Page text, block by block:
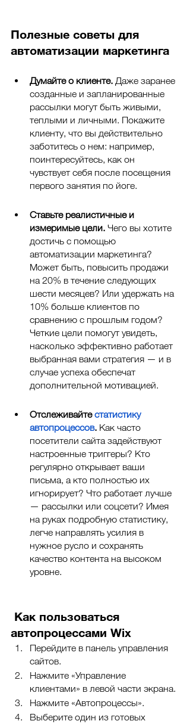
Полезные советы для
автоматизации маркетинга
Думайте о клиенте. Даже заранее
созданные и запланированные
рассылки могут быть живыми,
теплыми и личными. Покажите
клиенту, что вы действительно
заботитесь о нем: например,
поинтересуйтесь, как он
чувствует себя после посещения
первого занятия по йоге.
Ставьте реалистичные и
измеримые цели. Чего вы хотите
достичь с помощью
автоматизации маркетинга?
Может быть, повысить продажи
на 20% в течение следующих
шести месяцев? Или удержать на
10% больше клиентов по
сравнению с прошлым годом?
Четкие цели помогут увидеть,
насколько эффективно работает
выбранная вами стратегия — и в
случае успеха обеспечат
дополнительной мотивацией.
Отслеживайте статистику
автопроцессов. Как часто
посетители сайта задействуют
настроенные триггеры? Кто
регулярно открывает ваши
письма, а кто полностью их
игнорирует? Что работает лучше
— рассылки или соцсети? Имея
на руках подробную статистику,
легче направлять усилия в
нужное русло и сохранять
качество контента на высоком
уровне.
автопроцессами Wix
Перейдите в панель управления
сайтов.
Нажмите «Управление
клиентами» в левой части экрана.
Нажмите «Автопроцессы».
Выберите один из готовых